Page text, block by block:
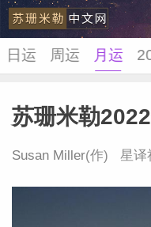
日运 周运 月运
苏珊米勒
Susan Miller(作) 星译